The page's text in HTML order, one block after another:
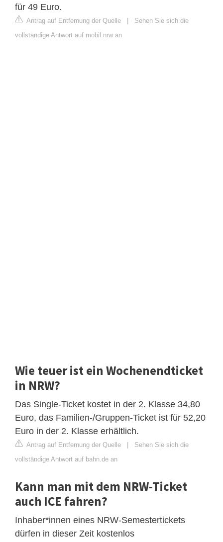
für 49 Euro.
Antrag auf Entfernung der Quelle | Sehen Sie sich die
vollständige Antwort auf mobil.nrw an
Wie teuer ist ein Wochenendticket
in NRW?
Das Single-Ticket kostet in der 2. Klasse 34,80
Euro, das Familien-/Gruppen-Ticket ist für 52,20
Euro in der 2. Klasse erhältlich.
Antrag auf Entfernung der Quelle | Sehen Sie sich die
vollständige Antwort auf bahn.de an
Kann man mit dem NRW-Ticket
auch ICE fahren?
Inhaber*innen eines NRW-Semestertickets
dürfen in dieser Zeit kostenlos